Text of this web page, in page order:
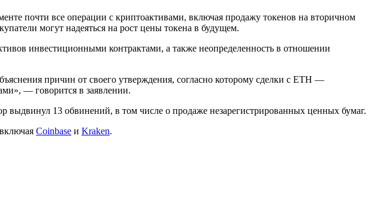
почти все операции с криптоактивами, включая продажу токенов на вторичном
могут надеяться на рост цены токена в будущем.
инвестиционными контрактами, а также неопределенность в отношении
причин от своего утверждения, согласно которому сделки с ETH —
— говорится в заявлении.
выдвинул 13 обвинений, в том числе о продаже незарегистрированных ценных бумаг.
Coinbase и Kraken.